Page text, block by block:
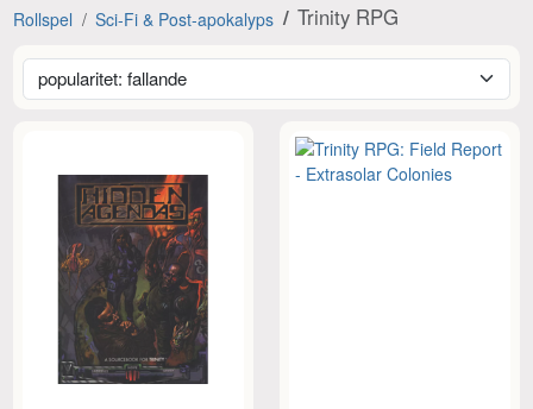
Rollspel Sci-Fi & Post-apokalyps Trinity RPG